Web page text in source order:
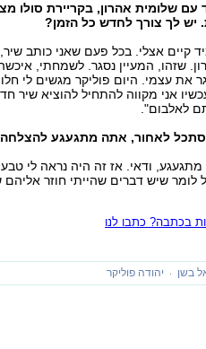
עם שלומית אהרון, בקריירת סולו
יש לך צורך לחדש כל הזמן?
קיים אצלי. בכל פעם שאני כותב
שזהו, המעיין נסגר. לשמחתי,
את עצמי. היום פוליקר מגשים לי
אני מקווה להתחיל להוציא
לאלבום".
לאחור, אתה מתגעגע להצלחה
ודאי. אז זה היה נראה לי
לומר שיש דברים שהייתי חוזר
בכתבה? כתבו לנו
בשן יהודה פוליקר